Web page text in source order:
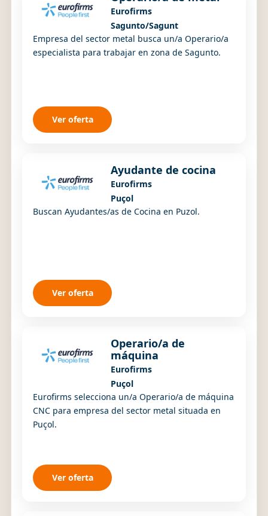
Eurofirms
Sagunto/Sagunt
Empresa del sector metal busca un/a Operario/a
especialista para trabajar en zona de Sagunto.
Ver oferta
Ayudante de cocina
Eurofirms
Puçol
Buscan Ayudantes/as de Cocina en Puzol.
Ver oferta
Operario/a de
máquina
Eurofirms
Puçol
Eurofirms selecciona un/a Operario/a de máquina
CNC para empresa del sector metal situada en
Puçol.
Ver oferta